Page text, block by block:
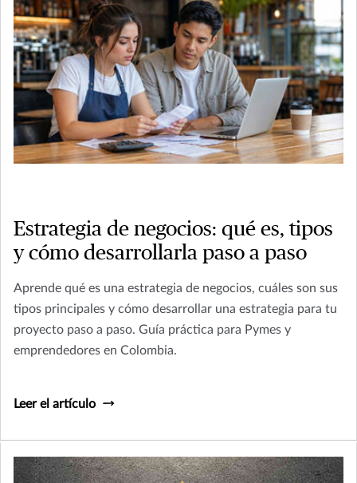
Estrategia de negocios: qué es, tipos
y cómo desarrollarla paso a paso
Aprende qué es una estrategia de negocios, cuáles son sus
tipos principales y cómo desarrollar una estrategia para tu
proyecto paso a paso. Guía práctica para Pymes y
emprendedores en Colombia.
Leer el artículo